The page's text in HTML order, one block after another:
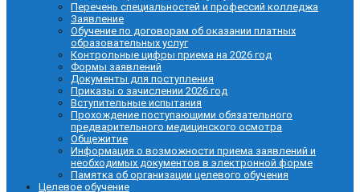
Перечень специальностей и профессий колледжа
Заявление
Обучение по договорам об оказании платных
образовательных услуг
Контрольные цифры приема на 2026 год
Формы заявлений
Документы для поступления
Приказы о зачислении 2026 год
Вступительные испытания
Прохождение поступающими обязательного
предварительного медицинского осмотра
Общежитие
Информация о возможности приема заявлений и
необходимых документов в электронной форме
Памятка об организации целевого обучения
Целевое обучение